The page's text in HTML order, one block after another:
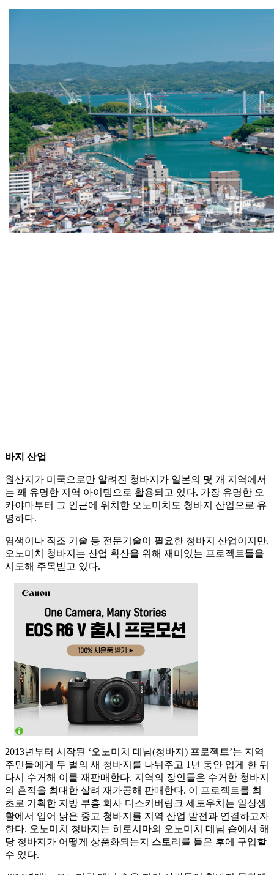
바지 산업
원산지가 미국으로만 알려진 청바지가 일본의 몇 개 지역에서
는 꽤 유명한 지역 아이템으로 활용되고 있다. 가장 유명한 오
카야마부터 그 인근에 위치한 오노미치도 청바지 산업으로 유
명하다.
염색이나 직조 기술 등 전문기술이 필요한 청바지 산업이지만,
오노미치 청바지는 산업 확산을 위해 재미있는 프로젝트들을
시도해 주목받고 있다.
2013년부터 시작된 ‘오노미치 데님(청바지) 프로젝트’는 지역
주민들에게 두 벌의 새 청바지를 나눠주고 1년 동안 입게 한 뒤
다시 수거해 이를 재판매한다. 지역의 장인들은 수거한 청바지
의 흔적을 최대한 살려 재가공해 판매한다. 이 프로젝트를 최
초로 기획한 지방 부흥 회사 디스커버링크 세토우치는 일상생
활에서 입어 낡은 중고 청바지를 지역 산업 발전과 연결하고자
한다. 오노미치 청바지는 히로시마의 오노미치 데님 숍에서 해
당 청바지가 어떻게 상품화되는지 스토리를 들은 후에 구입할
수 있다.